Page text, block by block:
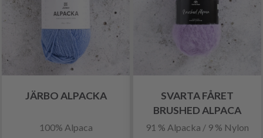
JÄRBO ALPACKA
100% Alpaca
SVARTA FÅRET
BRUSHED ALPACA
91 % Alpacka / 9 % Nylon